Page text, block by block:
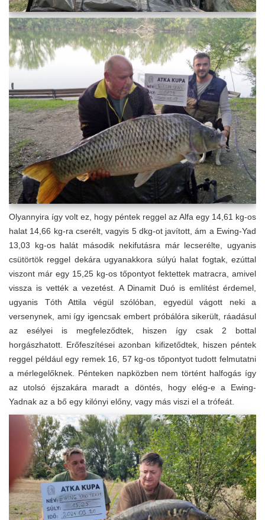
Olyannyira így volt ez, hogy péntek reggel az Alfa egy 14,61 kg-os
halat 14,66 kg-ra cserélt, vagyis 5 dkg-ot javított, ám a Ewing-Yad
13,03 kg-os halát második nekifutásra már lecserélte, ugyanis
csütörtök reggel dekára ugyanakkora súlyú halat fogtak, ezúttal
viszont már egy 15,25 kg-os tőpontyot fektettek matracra, amivel
vissza is vették a vezetést. A Dinamit Duó is említést érdemel,
ugyanis Tóth Attila végül szólóban, egyedül vágott neki a
versenynek, ami így igencsak embert próbálóra sikerült, ráadásul
az esélyei is megfeleződtek, hiszen így csak 2 bottal
horgászhatott. Erőfeszítései azonban kifizetődtek, hiszen péntek
reggel például egy remek 16, 57 kg-os tőpontyot tudott felmutatni
a mérlegelőknek. Pénteken napközben nem történt halfogás így
az utolsó éjszakára maradt a döntés, hogy elég-e a Ewing-
Yadnak az a bő egy kilónyi előny, vagy más viszi el a trófeát.